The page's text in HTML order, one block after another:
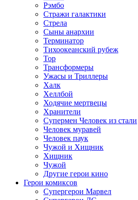
Рэмбо
Стражи галактики
Стрела
Сыны анархии
Терминатор
Тихоокеанский рубеж
Тор
Трансформеры
Ужасы и Триллеры
Халк
Хеллбой
Ходячие мертвецы
Хранители
Супермен Человек из стали
Человек муравей
Человек паук
Чужой и Хищник
Хищник
Чужой
Другие герои кино
Герои комиксов
Супергерои Марвел